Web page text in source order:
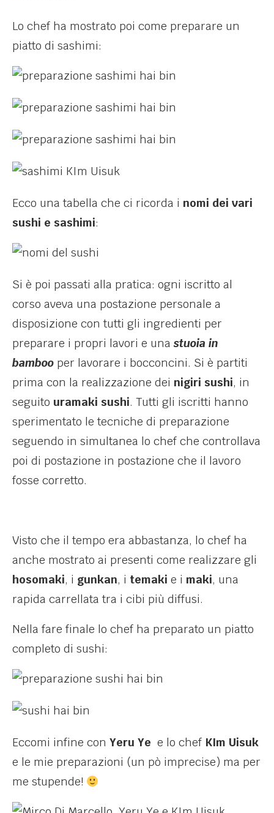
Lo chef ha mostrato poi come preparare un
piatto di sashimi:
Ecco una tabella che ci ricorda i nomi dei vari
sushi e sashimi:
Si è poi passati alla pratica: ogni iscritto al
corso aveva una postazione personale a
disposizione con tutti gli ingredienti per
preparare i propri lavori e una stuoia in
bamboo per lavorare i bocconcini. Si è partiti
prima con la realizzazione dei nigiri sushi, in
seguito uramaki sushi. Tutti gli iscritti hanno
sperimentato le tecniche di preparazione
seguendo in simultanea lo chef che controllava
poi di postazione in postazione che il lavoro
fosse corretto.
Visto che il tempo era abbastanza, lo chef ha
anche mostrato ai presenti come realizzare gli
hosomaki, i gunkan, i temaki e i maki, una
rapida carrellata tra i cibi più diffusi.
Nella fare finale lo chef ha preparato un piatto
completo di sushi:
Eccomi infine con Yeru Ye e lo chef KIm Uisuk
e le mie preparazioni (un pò imprecise) ma per
me stupende!